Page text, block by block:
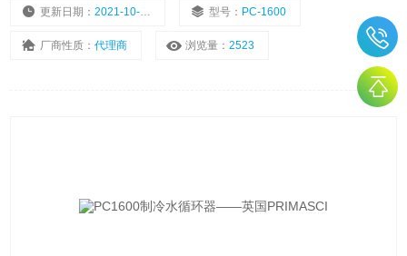
更新日期：2021-10-18 型号： PC-1600
厂商性质：代理商 浏览量：2523